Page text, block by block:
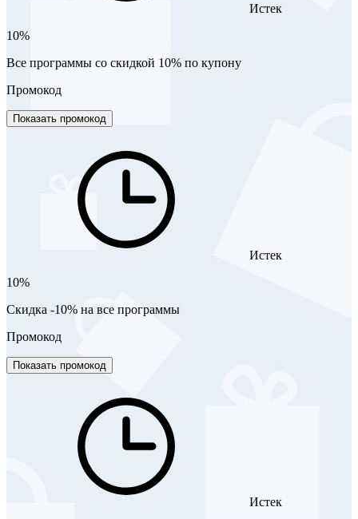
Истек
10%
Все программы со скидкой 10% по купону
Промокод
Показать промокод
Истек
10%
Скидка -10% на все программы
Промокод
Показать промокод
Истек